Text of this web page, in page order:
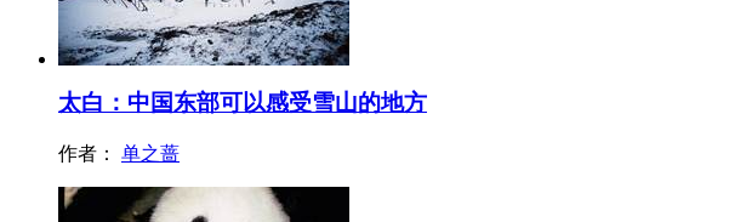
太白：中国东部可以感受雪山的地方
作者： 单之蔷